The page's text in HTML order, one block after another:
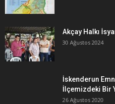
Akçay Halkı
30 Ağustos 2024
İskenderun
İlçemizdeki Bir
26 Ağustos 2020